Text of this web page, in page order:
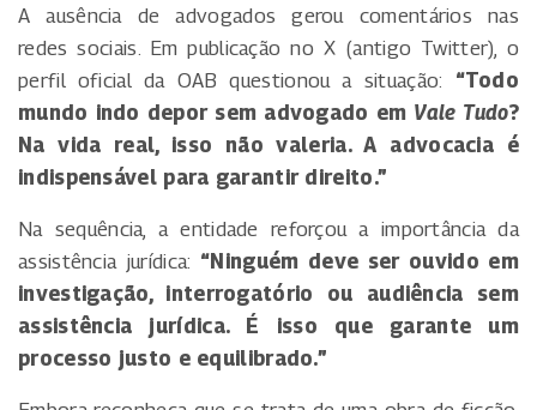
A ausência de advogados gerou comentários nas
redes sociais. Em publicação no X (antigo Twitter), o
perfil oficial da OAB questionou a situação: “Todo
mundo indo depor sem advogado em Vale Tudo?
Na vida real, isso não valeria. A advocacia é
indispensável para garantir direito.”
Na sequência, a entidade reforçou a importância da
assistência jurídica: “Ninguém deve ser ouvido em
investigação, interrogatório ou audiência sem
assistência jurídica. É isso que garante um
processo justo e equilibrado.”